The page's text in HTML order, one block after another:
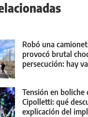
Robó una
provocó brutal
persecución: hay
Tensión en boliche
Cipolletti: qué
explicación del